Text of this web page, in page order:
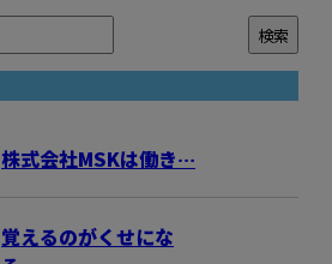
株式会社MSKは働き…
覚えるのがくせにな